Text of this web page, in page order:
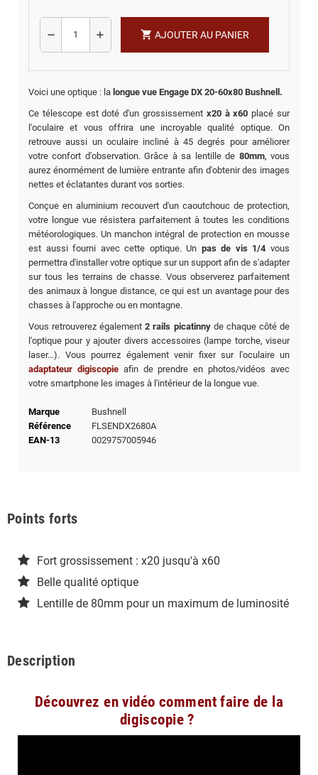
remove add shopping_cart AJOUTER AU PANIER
Voici une optique : la longue vue Engage DX 20-60x80 Bushnell.
Ce télescope est doté d'un grossissement x20 à x60 placé sur
l'oculaire et vous offrira une incroyable qualité optique. On
retrouve aussi un oculaire incliné à 45 degrés pour améliorer
votre confort d'observation. Grâce à sa lentille de 80mm, vous
aurez énormément de lumière entrante afin d'obtenir des images
nettes et éclatantes durant vos sorties.
Conçue en aluminium recouvert d'un caoutchouc de protection,
votre longue vue résistera parfaitement à toutes les conditions
météorologiques. Un manchon intégral de protection en mousse
est aussi fourni avec cette optique. Un pas de vis 1/4 vous
permettra d'installer votre optique sur un support afin de s'adapter
sur tous les terrains de chasse. Vous observerez parfaitement
des animaux à longue distance, ce qui est un avantage pour des
chasses à l'approche ou en montagne.
Vous retrouverez également2 rails picatinnyde chaque côté de
l'optique pour y ajouter divers accessoires (lampe torche, viseur
laser…). Vous pourrez également venir fixer sur l'oculaire un
adaptateur digiscopieafin de prendre en photos/vidéos avec
votre smartphone les images à l'intérieur de la longue vue.
Marque
Bushnell
Référence
FLSENDX2680A
EAN-13
0029757005946
Points forts
Fort grossissement : x20 jusqu'à x60
Belle qualité optique
Lentille de 80mm pour un maximum de luminosité
Description
Découvrez en vidéo comment faire de la
digiscopie ?